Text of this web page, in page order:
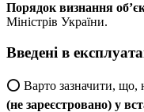
Порядок визнання
Міністрів України.
Введені в
⭕️ Варто зазначити, що,
(не зареєстровано) у